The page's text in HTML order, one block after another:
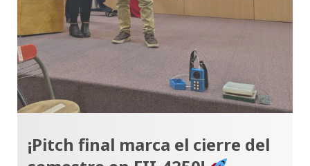
¡Pitch final marca el cierre del